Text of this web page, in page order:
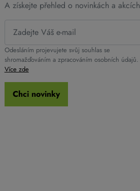
A získejte přehled o novinkách a akcích
Odesláním projevujete svůj souhlas se
shromažďováním a zpracováním osobních údajů.
Více zde
Chci novinky